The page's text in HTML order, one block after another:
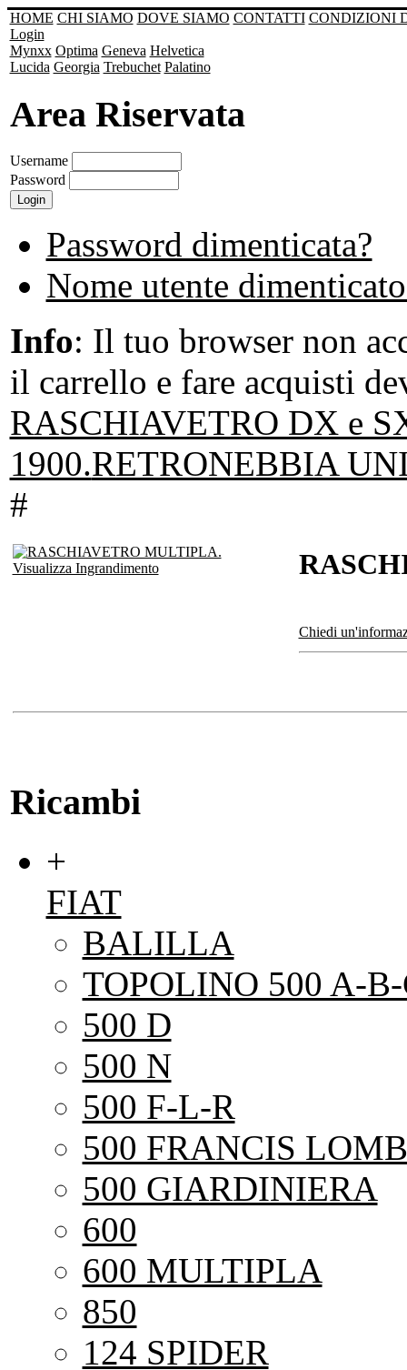
HOME CHI SIAMO DOVE SIAMO CONTATTI CONDIZIONI
Login
Mynxx Optima Geneva Helvetica
Lucida Georgia Trebuchet Palatino
Area Riservata
Username
Password
Password dimenticata?
Nome utente
Info: Il tuo browser non
il carrello e fare acquisti
RASCHIAVETRO DX e
1900.RETRONEBBIA
#
Visualizza Ingrandimento
Chiedi
Ricambi
+
FIAT
BALILLA
TOPOLINO 500 A-
500 D
500 N
500 F-L-R
500 FRANCIS
500 GIARDINIERA
600
600 MULTIPLA
850
124 SPIDER